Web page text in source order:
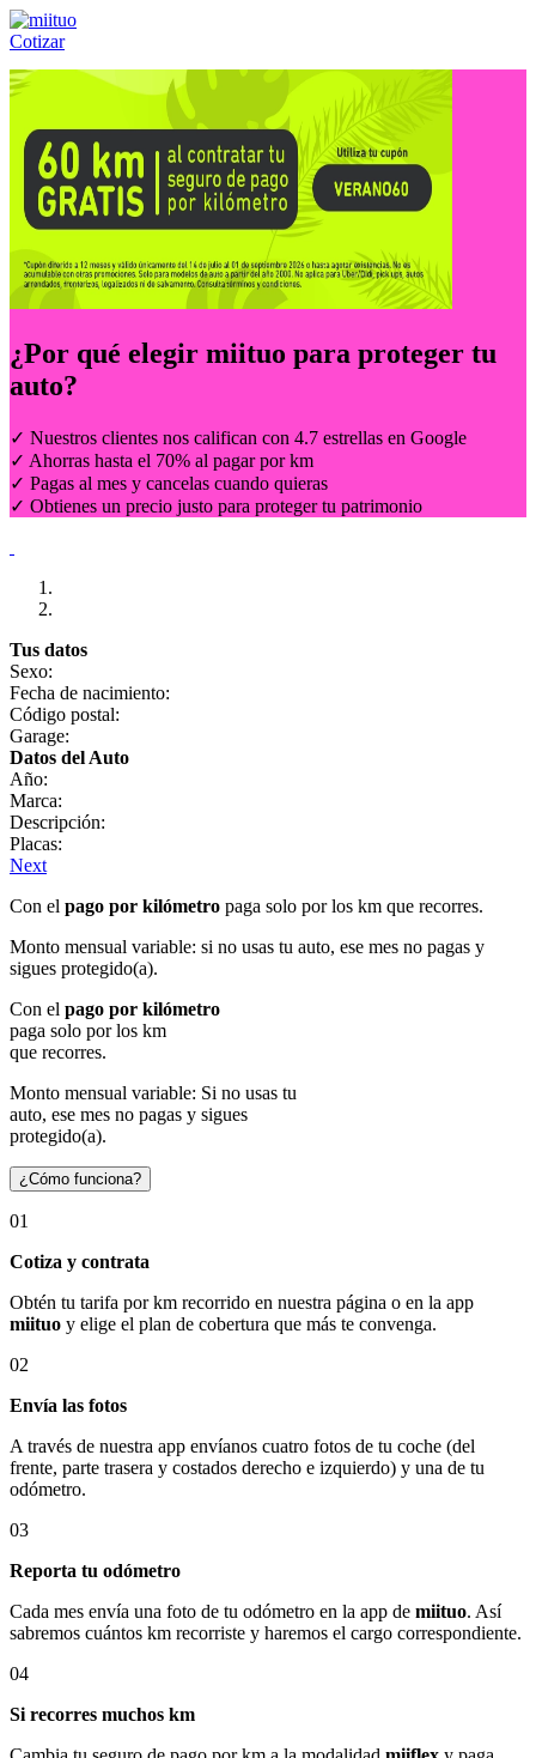
Cotizar
Llámanos al:(55) 84-21-05-00 ó
¿Por qué elegir miituo para proteger tu
auto?
✓ Nuestros clientes nos califican con 4.7 estrellas en Google
✓ Ahorras hasta el 70% al pagar por km
✓ Pagas al mes y cancelas cuando quieras
✓ Obtienes un precio justo para proteger tu patrimonio
Tus datos
Sexo:
Fecha de nacimiento:
Código postal:
Garage:
Datos del Auto
Año:
Marca:
Descripción:
Placas:
Next
Con el pago por kilómetro paga solo por los km que recorres.
Monto mensual variable: si no usas tu auto, ese mes no pagas y
sigues protegido(a).
Con el pago por kilómetro
paga solo por los km
que recorres.
Monto mensual variable: Si no usas tu
auto, ese mes no pagas y sigues
protegido(a).
¿Cómo funciona?
01
Cotiza y contrata
Obtén tu tarifa por km recorrido en nuestra página o en la app
miituo y elige el plan de cobertura que más te convenga.
02
Envía las fotos
A través de nuestra app envíanos cuatro fotos de tu coche (del
frente, parte trasera y costados derecho e izquierdo) y una de tu
odómetro.
03
Reporta tu odómetro
Cada mes envía una foto de tu odómetro en la app de miituo. Así
sabremos cuántos km recorriste y haremos el cargo correspondiente.
04
Si recorres muchos km